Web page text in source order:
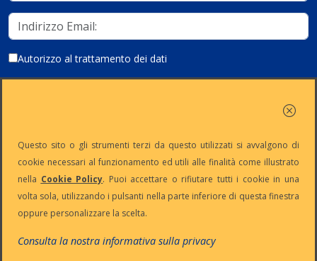
Autorizzo al trattamento dei dati
Partita Iva:
IT13383650150
Capitale
Sociale: €
10.500 i.v.
Iscrizione
REA n° MI-
Reg. Imp. n°
MI-2001-
: digiway@legalmail.it
Questo sito o gli strumenti terzi da questo utilizzati si avvalgono di
cookie necessari al funzionamento ed utili alle finalità come illustrato
nella Cookie Policy. Puoi accettare o rifiutare tutti i cookie in una
volta sola, utilizzando i pulsanti nella parte inferiore di questa finestra
oppure personalizzare la scelta.
Consulta la nostra informativa sulla privacy